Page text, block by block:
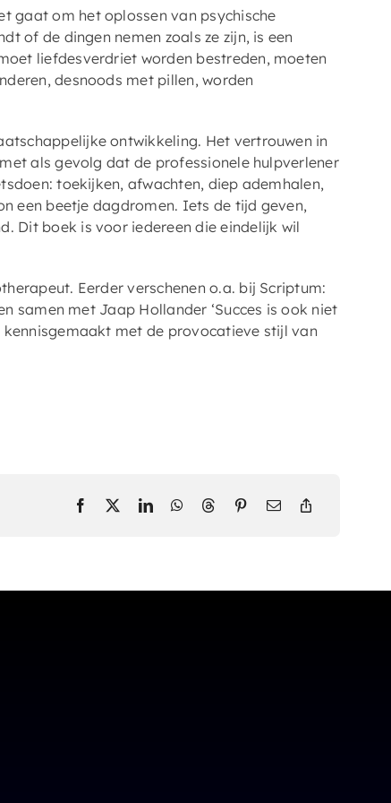
gaat om het oplossen van psychische
of de dingen nemen zoals ze zijn, is een
liefdesverdriet worden bestreden, moeten
desnoods met pillen, worden
ontwikkeling. Het vertrouwen in
als gevolg dat de professionele hulpverlener
toekijken, afwachten, diep ademhalen,
een beetje dagdromen. Iets de tijd geven,
Dit boek is voor iedereen die eindelijk wil
Eerder verschenen o.a. bij Scriptum:
samen met Jaap Hollander ‘Succes is ook niet
kennisgemaakt met de provocatieve stijl van